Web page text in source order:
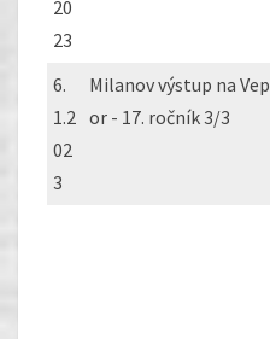
20
23
6.
1.2
02
3
Milanov výstup na Vep
or - 17. ročník 3/3